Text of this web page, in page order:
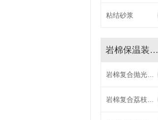
粘结砂浆
岩棉保温装饰一体板
岩棉复合抛光面陶瓷薄板保温装饰一体板
岩棉复合荔枝面陶瓷薄板保温装饰一体板